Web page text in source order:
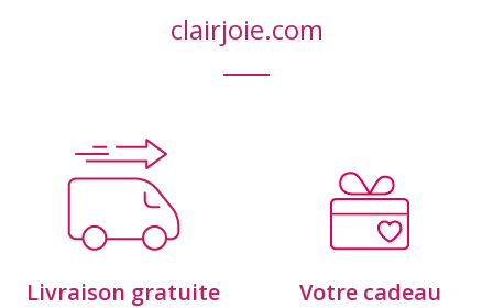
clairjoie.com
Livraison gratuite Votre cadeau